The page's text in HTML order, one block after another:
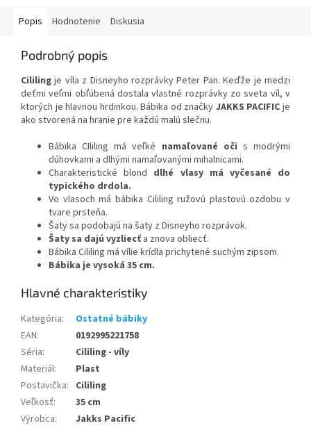
Popis Hodnotenie Diskusia
Podrobný popis
Cililingje víla z Disneyho rozprávky Peter Pan. Keďže je medzi
deťmi veľmi obľúbená dostala vlastné rozprávky zo sveta víl, v
ktorých je hlavnou hrdinkou.Bábika od značky JAKKS PACIFIC je
ako stvorená na hranie pre každú malú slečnu.
Bábika CIliling má veľké namaľované oči s modrými
dúhovkami a dlhými namaľovanými mihalnicami.
Charakteristické blond dlhé vlasy má vyčesané do
typického drdola.
Vo vlasoch má bábika Cililing ružovú plastovú ozdobu v
tvare prsteňa.
Šaty sa podobajú na šaty z Disneyho rozprávok.
Šaty sa dajú vyzliecť a znova obliecť.
Bábika Cililing má vílie krídla prichytené suchým zipsom.
Bábika je vysoká 35 cm.
Kategória:
Ostatné bábiky
EAN:
0192995221758
Séria:
Cililing - víly
Materiál:
Plast
Postavička: Cililing
Veľkosť:
35 cm
Výrobca:
Jakks Pacific